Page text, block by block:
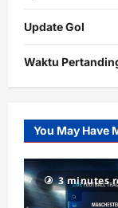
Update Gol
Waktu
Slot
Gacor
RTP
terupdate
You May Have
3 minutes